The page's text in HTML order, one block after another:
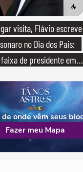
visita, Flávio escreve
no Dia dos Pais:
de presidente em
onde vêm seus
Fazer meu Mapa